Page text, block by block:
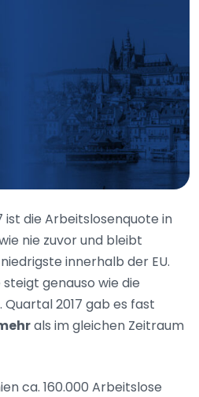
ist die Arbeitslosenquote in
nie zuvor und bleibt
innerhalb der EU.
genauso wie die
2017 gab es fast
als im gleichen Zeitraum
ca. 160.000 Arbeitslose